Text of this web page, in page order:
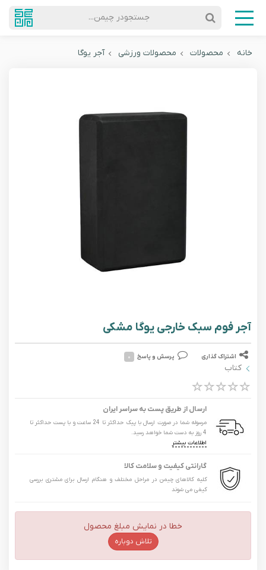
جستجودر چیمن...
خانه محصولات محصولات ورزشی آجر یوگا
آجر فوم سبک خارجی یوگا مشکی
اشتراک گذاری پرسش و پاسخ ۰
کتاب
ارسال از طریق پست به سراسر ایران
مرسوله شما در صورت ارسال با پیک حداکثر تا 24 ساعت و با پست حداکثر تا
4 روز به دست شما خواهد رسید.
اطلاعات بیشتر
گارانتی کیفیت و سلامت کالا
کلیه کالاهای چیمن در مراحل مختلف و هنگام ارسال برای مشتری بررسی
کیفی می شوند
خطا در نمایش مبلغ محصول
تلاش دوباره